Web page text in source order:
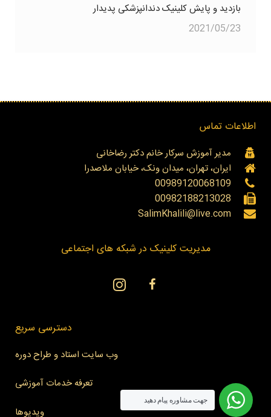
بازدید و پایش کلینیک دندانپزشکی پدیدار
2021/05/23
اطلاعات تماس
مدیر آموزش سرکار خانم دکتر رضاخانی
ایران، تهران، میدان ونک، خیابان ملاصدرا
00989120068109
00982188213028
SalimKhalili@live.com
مدیریت کلینیک در شبکه های اجتماعی
دسترسی سریع
وب سایت استاد و طراح دوره
تعرفه خدمات آموزشی
ویدیوها
جهت مشاوره پیام دهید